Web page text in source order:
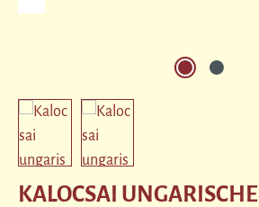
KALOCSAI UNGARISCHE